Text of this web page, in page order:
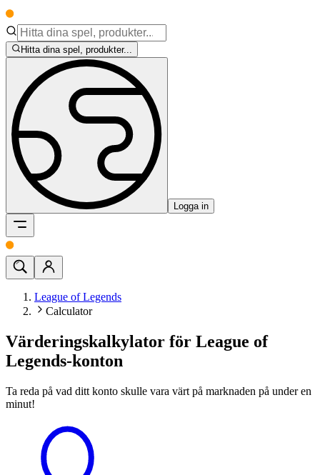
Hitta dina spel, produkter...
Logga in
League of Legends
Calculator
Värderingskalkylator för League of
Legends-konton
Ta reda på vad ditt konto skulle vara värt på marknaden på under en
minut!